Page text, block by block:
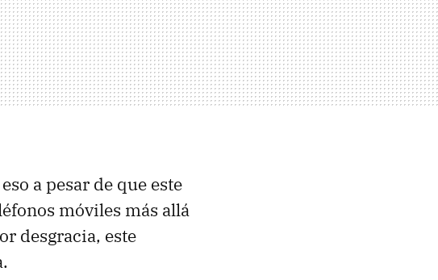
a pesar de que este
móviles más allá
desgracia, este